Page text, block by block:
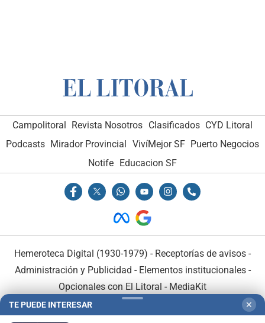
Campolitoral Revista Nosotros Clasificados CYD Litoral
Podcasts Mirador Provincial VivíMejor SF Puerto Negocios
Notife Educacion SF
Hemeroteca Digital (1930-1979) - Receptorías de avisos -
Administración y Publicidad - Elementos institucionales-
Opcionales con El Litoral - MediaKit
TE PUEDE INTERESAR ✕